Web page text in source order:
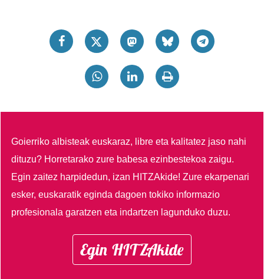
Goierriko albisteak euskaraz, libre eta kalitatez jaso nahi
dituzu? Horretarako zure babesa ezinbestekoa zaigu.
Egin zaitez harpidedun, izan HITZAkide!Zure ekarpenari
esker, euskaratik eginda dagoen tokiko informazio
profesionala garatzen eta indartzen lagunduko duzu.
Egin HITZAkide